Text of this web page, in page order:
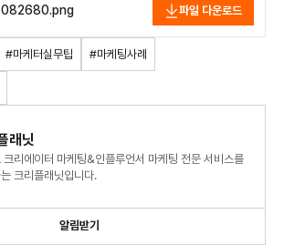
파일 다운로드
#마케터실무팁 #마케팅사례
래닛
크리에이터 마케팅&인플루언서 마케팅 전문 서비스를
크리플래닛입니다.
알림받기